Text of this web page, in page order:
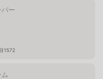
ー
1572